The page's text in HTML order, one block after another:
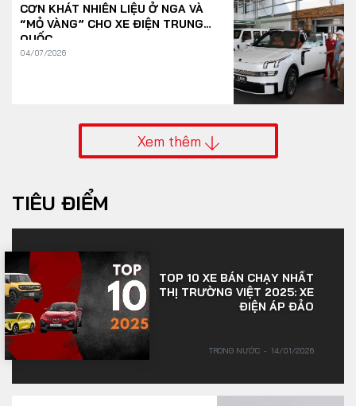
CƠN KHÁT NHIÊN LIỆU Ở NGA VÀ
“MỎ VÀNG” CHO XE ĐIỆN TRUNG
QUỐC
04/07/2026
Xem thêm
TIÊU ĐIỂM
TOP 10 XE BÁN CHẠY NHẤT
THỊ TRƯỜNG VIỆT 2025: XE
ĐIỆN ÁP ĐẢO
TRONG NƯỚC 14/01/2026